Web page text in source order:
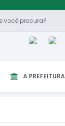
A PREFEITURA